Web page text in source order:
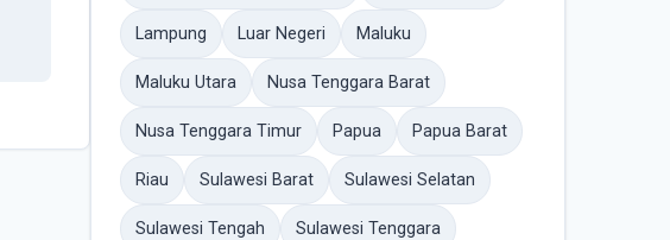
Lampung Luar Negeri Maluku
Maluku Utara Nusa Tenggara Barat
Nusa Tenggara Timur Papua Papua Barat
Riau Sulawesi Barat Sulawesi Selatan
Sulawesi Tengah Sulawesi Tenggara